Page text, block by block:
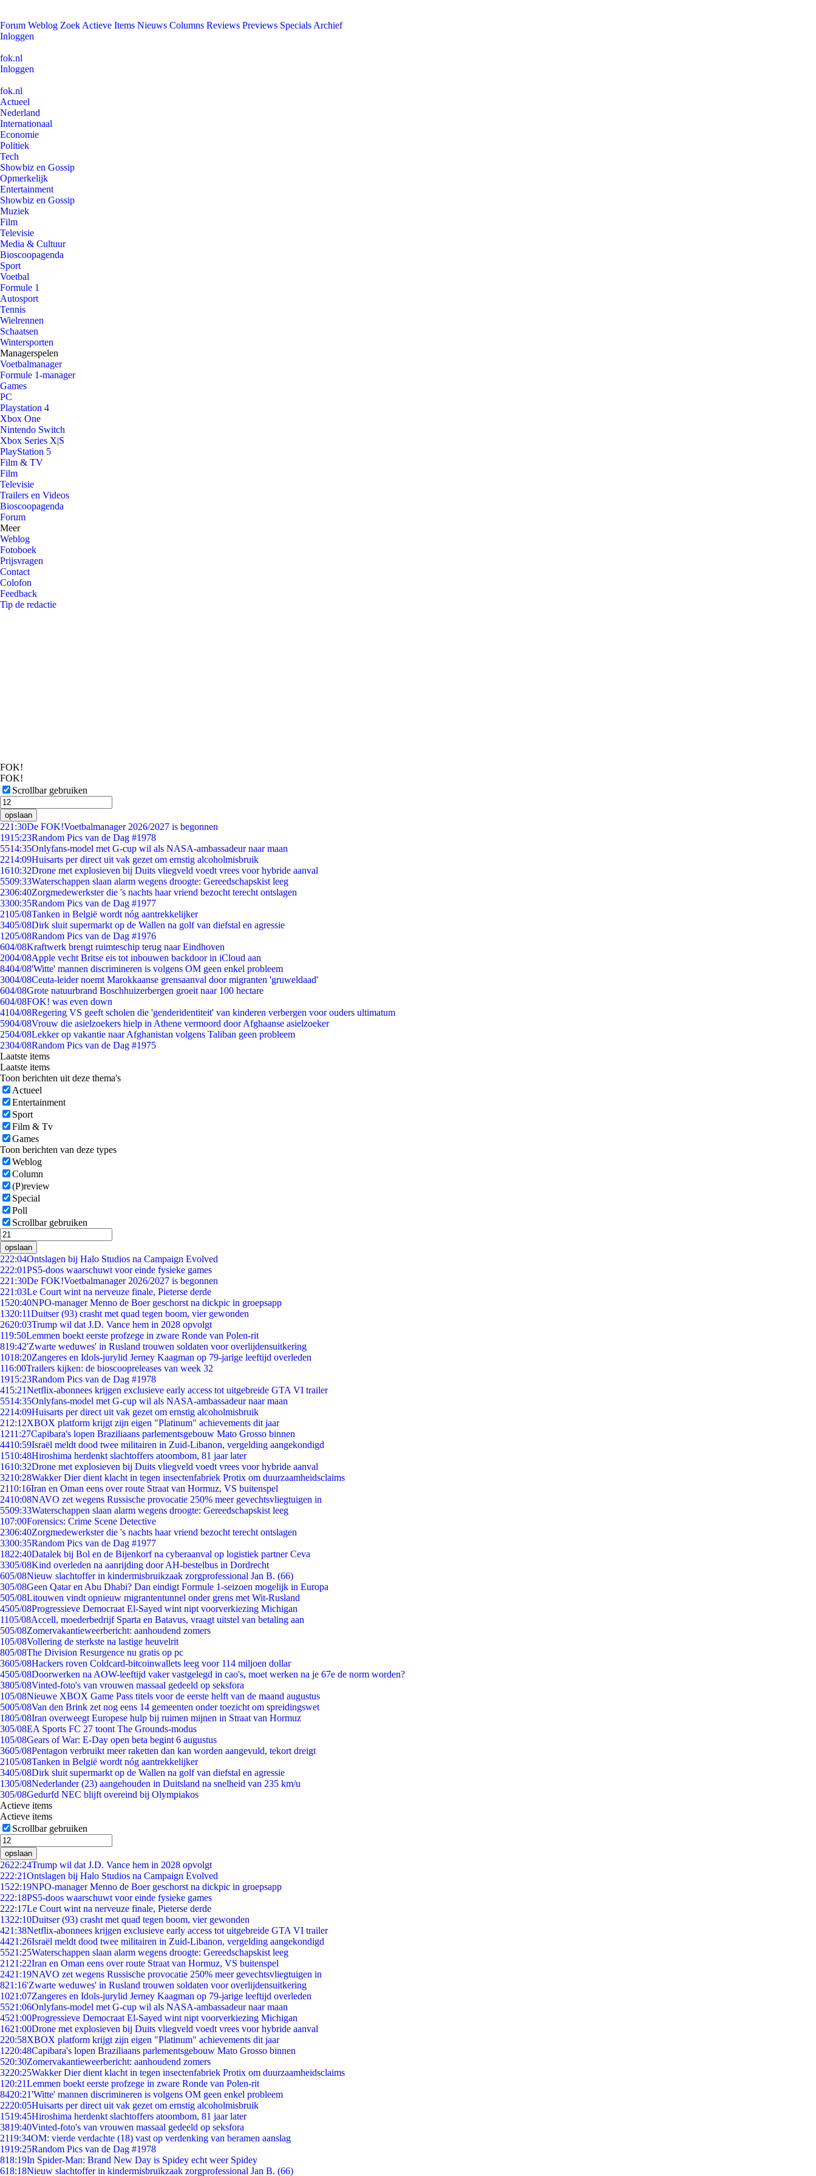
Forum Weblog Zoek Actieve Items Nieuws Columns Reviews Previews Specials Archief
Inloggen
fok.nl
Inloggen
fok.nl
Actueel
Nederland
Internationaal
Economie
Politiek
Tech
Showbiz en Gossip
Opmerkelijk
Entertainment
Showbiz en Gossip
Muziek
Film
Televisie
Media & Cultuur
Bioscoopagenda
Sport
Voetbal
Formule 1
Autosport
Tennis
Wielrennen
Schaatsen
Wintersporten
Managerspelen
Voetbalmanager
Formule 1-manager
Games
PC
Playstation 4
Xbox One
Nintendo Switch
Xbox Series X|S
PlayStation 5
Film & TV
Film
Televisie
Trailers en Videos
Bioscoopagenda
Forum
Meer
Weblog
Fotoboek
Prijsvragen
Contact
Colofon
Feedback
Tip de redactie
FOK!
FOK!
Scrollbar gebruiken
opslaan
221:30De FOK!Voetbalmanager 2026/2027 is begonnen
1915:23Random Pics van de Dag #1978
5514:35Onlyfans-model met G-cup wil als NASA-ambassadeur naar maan
2214:09Huisarts per direct uit vak gezet om ernstig alcoholmisbruik
1610:32Drone met explosieven bij Duits vliegveld voedt vrees voor hybride aanval
5509:33Waterschappen slaan alarm wegens droogte: Gereedschapskist leeg
2306:40Zorgmedewerkster die 's nachts haar vriend bezocht terecht ontslagen
3300:35Random Pics van de Dag #1977
2105/08Tanken in België wordt nóg aantrekkelijker
3405/08Dirk sluit supermarkt op de Wallen na golf van diefstal en agressie
1205/08Random Pics van de Dag #1976
604/08Kraftwerk brengt ruimteschip terug naar Eindhoven
2004/08Apple vecht Britse eis tot inbouwen backdoor in iCloud aan
8404/08'Witte' mannen discrimineren is volgens OM geen enkel probleem
3004/08Ceuta-leider noemt Marokkaanse grensaanval door migranten 'gruweldaad'
604/08Grote natuurbrand Boschhuizerbergen groeit naar 100 hectare
604/08FOK! was even down
4104/08Regering VS geeft scholen die 'genderidentiteit' van kinderen verbergen voor ouders ultimatum
5904/08Vrouw die asielzoekers hielp in Athene vermoord door Afghaanse asielzoeker
2504/08Lekker op vakantie naar Afghanistan volgens Taliban geen probleem
2304/08Random Pics van de Dag #1975
Laatste items
Laatste items
Toon berichten uit deze thema's
Actueel
Entertainment
Sport
Film & Tv
Games
Toon berichten van deze types
Weblog
Column
(P)review
Special
Poll
Scrollbar gebruiken
opslaan
222:04Ontslagen bij Halo Studios na Campaign Evolved
222:01PS5-doos waarschuwt voor einde fysieke games
221:30De FOK!Voetbalmanager 2026/2027 is begonnen
221:03Le Court wint na nerveuze finale, Pieterse derde
1520:40NPO-manager Menno de Boer geschorst na dickpic in groepsapp
1320:11Duitser (93) crasht met quad tegen boom, vier gewonden
2620:03Trump wil dat J.D. Vance hem in 2028 opvolgt
119:50Lemmen boekt eerste profzege in zware Ronde van Polen-rit
819:42'Zwarte weduwes' in Rusland trouwen soldaten voor overlijdensuitkering
1018:20Zangeres en Idols-jurylid Jerney Kaagman op 79-jarige leeftijd overleden
116:00Trailers kijken: de bioscoopreleases van week 32
1915:23Random Pics van de Dag #1978
415:21Netflix-abonnees krijgen exclusieve early access tot uitgebreide GTA VI trailer
5514:35Onlyfans-model met G-cup wil als NASA-ambassadeur naar maan
2214:09Huisarts per direct uit vak gezet om ernstig alcoholmisbruik
212:12XBOX platform krijgt zijn eigen "Platinum" achievements dit jaar
1211:27Capibara's lopen Braziliaans parlementsgebouw Mato Grosso binnen
4410:59Israël meldt dood twee militairen in Zuid-Libanon, vergelding aangekondigd
1510:48Hiroshima herdenkt slachtoffers atoombom, 81 jaar later
1610:32Drone met explosieven bij Duits vliegveld voedt vrees voor hybride aanval
3210:28Wakker Dier dient klacht in tegen insectenfabriek Protix om duurzaamheidsclaims
2110:16Iran en Oman eens over route Straat van Hormuz, VS buitenspel
2410:08NAVO zet wegens Russische provocatie 250% meer gevechtsvliegtuigen in
5509:33Waterschappen slaan alarm wegens droogte: Gereedschapskist leeg
107:00Forensics: Crime Scene Detective
2306:40Zorgmedewerkster die 's nachts haar vriend bezocht terecht ontslagen
3300:35Random Pics van de Dag #1977
1822:40Datalek bij Bol en de Bijenkorf na cyberaanval op logistiek partner Ceva
3305/08Kind overleden na aanrijding door AH-bestelbus in Dordrecht
605/08Nieuw slachtoffer in kindermisbruikzaak zorgprofessional Jan B. (66)
305/08Geen Qatar en Abu Dhabi? Dan eindigt Formule 1-seizoen mogelijk in Europa
505/08Litouwen vindt opnieuw migrantentunnel onder grens met Wit-Rusland
4505/08Progressieve Democraat El-Sayed wint nipt voorverkiezing Michigan
1105/08Accell, moederbedrijf Sparta en Batavus, vraagt uitstel van betaling aan
505/08Zomervakantieweerbericht: aanhoudend zomers
105/08Vollering de sterkste na lastige heuvelrit
805/08The Division Resurgence nu gratis op pc
3605/08Hackers roven Coldcard-bitcoinwallets leeg voor 114 miljoen dollar
4505/08Doorwerken na AOW-leeftijd vaker vastgelegd in cao's, moet werken na je 67e de norm worden?
3805/08Vinted-foto's van vrouwen massaal gedeeld op seksfora
105/08Nieuwe XBOX Game Pass titels voor de eerste helft van de maand augustus
5005/08Van den Brink zet nog eens 14 gemeenten onder toezicht om spreidingswet
1805/08Iran overweegt Europese hulp bij ruimen mijnen in Straat van Hormuz
305/08EA Sports FC 27 toont The Grounds-modus
105/08Gears of War: E-Day open beta begint 6 augustus
3605/08Pentagon verbruikt meer raketten dan kan worden aangevuld, tekort dreigt
2105/08Tanken in België wordt nóg aantrekkelijker
3405/08Dirk sluit supermarkt op de Wallen na golf van diefstal en agressie
1305/08Nederlander (23) aangehouden in Duitsland na snelheid van 235 km/u
305/08Gedurfd NEC blijft overeind bij Olympiakos
Actieve items
Actieve items
Scrollbar gebruiken
opslaan
2622:24Trump wil dat J.D. Vance hem in 2028 opvolgt
222:21Ontslagen bij Halo Studios na Campaign Evolved
1522:19NPO-manager Menno de Boer geschorst na dickpic in groepsapp
222:18PS5-doos waarschuwt voor einde fysieke games
222:17Le Court wint na nerveuze finale, Pieterse derde
1322:10Duitser (93) crasht met quad tegen boom, vier gewonden
421:38Netflix-abonnees krijgen exclusieve early access tot uitgebreide GTA VI trailer
4421:26Israël meldt dood twee militairen in Zuid-Libanon, vergelding aangekondigd
5521:25Waterschappen slaan alarm wegens droogte: Gereedschapskist leeg
21 21:22Iran en Oman eens over route Straat van Hormuz, VS buitenspel
2421:19NAVO zet wegens Russische provocatie 250% meer gevechtsvliegtuigen in
821:16'Zwarte weduwes' in Rusland trouwen soldaten voor overlijdensuitkering
1021:07Zangeres en Idols-jurylid Jerney Kaagman op 79-jarige leeftijd overleden
5521:06Onlyfans-model met G-cup wil als NASA-ambassadeur naar maan
4521:00Progressieve Democraat El-Sayed wint nipt voorverkiezing Michigan
1621:00Drone met explosieven bij Duits vliegveld voedt vrees voor hybride aanval
220:58XBOX platform krijgt zijn eigen "Platinum" achievements dit jaar
1220:48Capibara's lopen Braziliaans parlementsgebouw Mato Grosso binnen
520:30Zomervakantieweerbericht: aanhoudend zomers
3220:25Wakker Dier dient klacht in tegen insectenfabriek Protix om duurzaamheidsclaims
1 20:21Lemmen boekt eerste profzege in zware Ronde van Polen-rit
8420:21'Witte' mannen discrimineren is volgens OM geen enkel probleem
2220:05Huisarts per direct uit vak gezet om ernstig alcoholmisbruik
1519:45Hiroshima herdenkt slachtoffers atoombom, 81 jaar later
3819:40Vinted-foto's van vrouwen massaal gedeeld op seksfora
2119:34OM: vierde verdachte (18) vast op verdenking van beramen aanslag
1919:25Random Pics van de Dag #1978
818:19In Spider-Man: Brand New Day is Spidey echt weer Spidey
618:18Nieuw slachtoffer in kindermisbruikzaak zorgprofessional Jan B. (66)